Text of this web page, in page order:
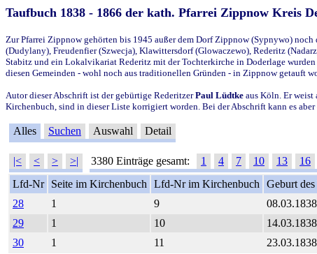
Taufbuch 1838 - 1866 der kath. Pfarrei Zippnow Kreis
Zur Pfarrei Zippnow gehörten bis 1945 außer dem Dorf Zippnow (Sypnywo)
(Dudylany), Freudenfier (Szwecja), Klawittersdorf (Glowaczewo), Rederitz
Stabitz und ein Lokalvikariat Rederitz mit der Tochterkirche in Doderlage
diesen Gemeinden - wohl noch aus traditionellen Gründen - in Zippnow getauft
Autor dieser Abschrift ist der gebürtige RederitzerPaul Lüdtke aus Köln. Er
Kirchenbuch, sind in dieser Liste korrigiert worden. Bei der Abschrift kann es
Alles Suchen Auswahl Detail
|< < > >| 3380 Einträge gesamt: 1 4 7 10 13 16
Lfd-Nr
Seite im Kirchenbuch Lfd-Nr im Kirchenbuch Geburt
28
1 9 08.03.1838
29
1 10 14.03.1838
30
1 11 23.03.1838